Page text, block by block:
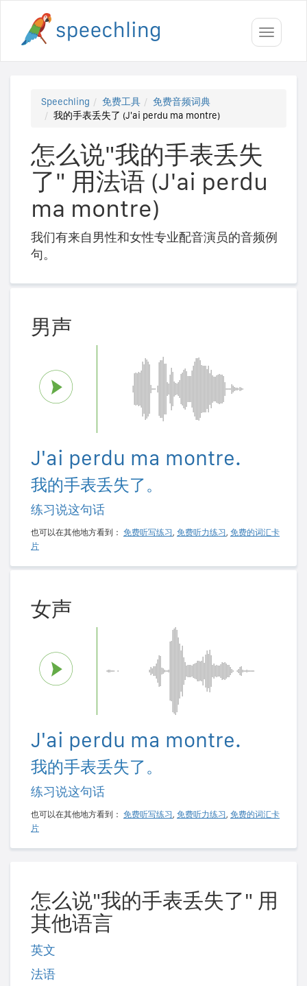
Toggle
Speechling 免费工具
免费音频词典
我的手表丢失了 (J'ai perdu ma montre)
怎么说"我的手表丢失
了" 用法语 (J'ai perdu
ma montre)
我们有来自男性和女性专业配音演员的音频例
句。
男声
J'ai perdu ma montre.
我的手表丢失了。
练习说这句话
也可以在其他地方看到： 免费听写练习, 免费听力练习, 免费的词汇卡
片
女声
J'ai perdu ma montre.
我的手表丢失了。
练习说这句话
也可以在其他地方看到： 免费听写练习 , 免费听力练习 , 免费的词汇卡
片
怎么说"我的手表丢失了" 用
其他语言
英文
法语